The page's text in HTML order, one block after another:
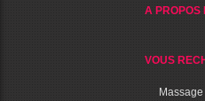
A PROPOS
VOUS